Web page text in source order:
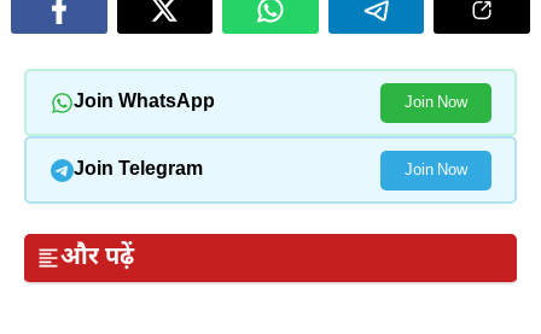
Join WhatsApp Join Now
Join Telegram Join Now
और पढ़ें